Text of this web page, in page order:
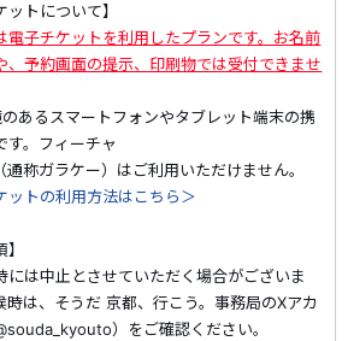
。」キャンペーン2026年初夏編のCM
跡。
つである「青蓮院門跡」にて、夏の夜間
ントを開催します。昼間とは異なる静け
かび上がる青もみじや境内の風景など特
みください。
台宗の寺院で、比叡山延暦寺の三門跡の
住職を務めた高い格式を持ち、「粟田御
です。最澄（伝教大師）創建の青蓮坊を
得度した地としても知られ、国宝「青不
ットについて】
電子チケットを利用したプランです。お名前
、予約画面の提示、印刷物では受付できませ
あるスマートフォンやタブレット端末の携
す。フィーチャ
通称ガラケー）はご利用いただけません。
ットの利用方法はこちら＞
には中止とさせていただく場合がございま
時は、そうだ 京都、行こう。事務局のXアカ
）をご確認ください。